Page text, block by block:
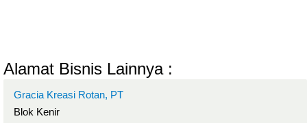
Alamat Bisnis Lainnya :
Gracia Kreasi Rotan, PT
Blok Kenir